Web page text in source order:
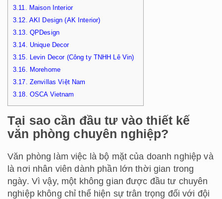
3.11. Maison Interior
3.12. AKI Design (AK Interior)
3.13. QPDesign
3.14. Unique Decor
3.15. Levin Decor (Công ty TNHH Lê Vin)
3.16. Morehome
3.17. Zenvillas Việt Nam
3.18. OSCA Vietnam
Tại sao cần đầu tư vào thiết kế
văn phòng chuyên nghiệp?
Văn phòng làm việc là bộ mặt của doanh nghiệp và
là nơi nhân viên dành phần lớn thời gian trong
ngày. Vì vậy, một không gian được đầu tư chuyên
nghiệp không chỉ thể hiện sự trân trọng đối với đội